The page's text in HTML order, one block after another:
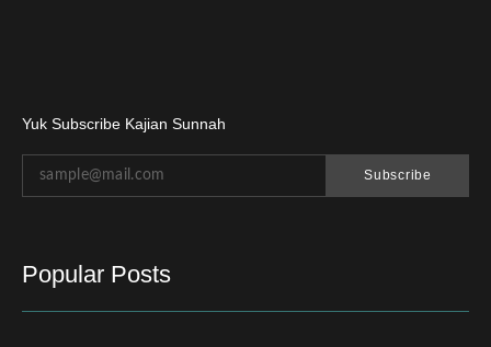
Yuk Subscribe Kajian Sunnah
Subscribe
Popular Posts